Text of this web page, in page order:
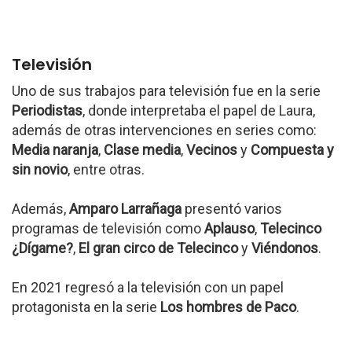
Televisión
Uno de sus trabajos para televisión fue en la serie
Periodistas, donde interpretaba el papel de Laura,
además de otras intervenciones en series como:
Media naranja, Clase media,Vecinosy Compuesta y
sin novio, entre otras.
Además,Amparo Larrañaga presentó varios
programas de televisión comoAplauso, Telecinco
¿Dígame?, El gran circo de TelecincoyViéndonos.
En 2021 regresó a la televisión con un papel
protagonista en la serie Los hombres de Paco.